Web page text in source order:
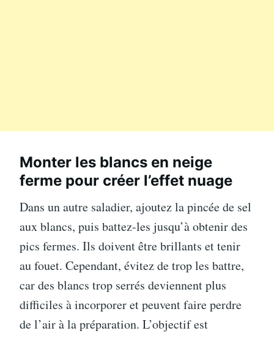
Monter les blancs en neige
ferme pour créer l’effet nuage
Dans un autre saladier, ajoutez la pincée de sel
aux blancs, puis battez-les jusqu’à obtenir des
pics fermes. Ils doivent être brillants et tenir
au fouet. Cependant, évitez de trop les battre,
car des blancs trop serrés deviennent plus
difficiles à incorporer et peuvent faire perdre
de l’air à la préparation. L’objectif est